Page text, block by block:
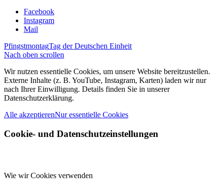
Facebook
Instagram
Mail
PfingstmontagTag der Deutschen Einheit
Nach oben scrollen
Wir nutzen essentielle Cookies, um unsere Website bereitzustellen.
Externe Inhalte (z. B. YouTube, Instagram, Karten) laden wir nur
nach Ihrer Einwilligung. Details finden Sie in unserer
Datenschutzerklärung.
Alle akzeptierenNur essentielle Cookies
Cookie- und Datenschutzeinstellungen
Wie wir Cookies verwenden